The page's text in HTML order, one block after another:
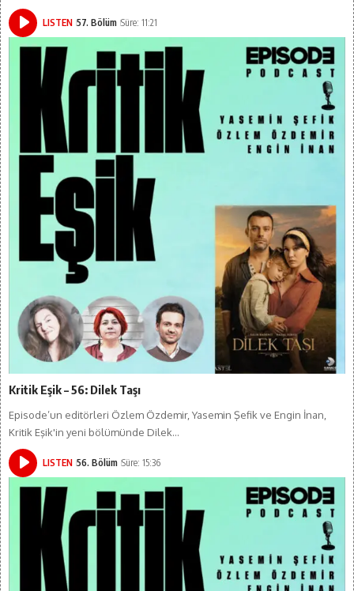
LISTEN 57. Bölüm Süre: 11:21
Kritik Eşik – 56: Dilek Taşı
Episode’un editörleri Özlem Özdemir, Yasemin Şefik ve Engin İnan,
Kritik Eşik'in yeni bölümünde Dilek…
LISTEN 56. Bölüm Süre: 15:36